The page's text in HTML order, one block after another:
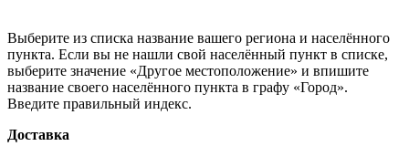
Выберите из списка название вашего региона и населённого
пункта. Если вы не нашли свой населённый пункт в списке,
выберите значение «Другое местоположение» и впишите
название своего населённого пункта в графу «Город».
Введите правильный индекс.
Доставка